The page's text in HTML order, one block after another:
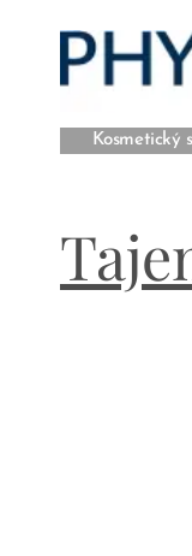
Kosmetický